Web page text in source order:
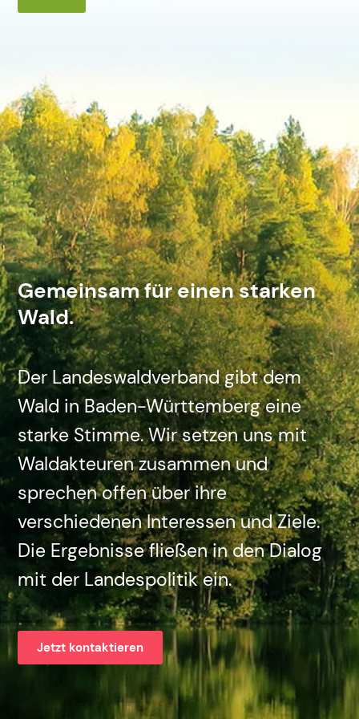
Gemeinsam für einen starken
Wald.
Der Landeswaldverband gibt dem
Wald in Baden-Württemberg eine
starke Stimme. Wir setzen uns mit
Waldakteuren zusammen und
sprechen offen über ihre
verschiedenen Interessen und Ziele.
Die Ergebnisse fließen in den Dialog
mit der Landespolitik ein.
Jetzt kontaktieren